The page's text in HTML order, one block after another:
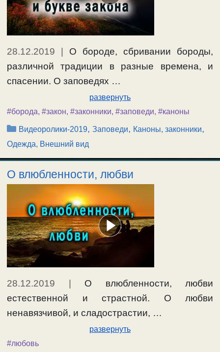
28.12.2019
О бороде, сбривании бороды,
различной традиции в разные времена, и
спасении. О заповедях …
развернуть
#борода, #закон, #законники, #заповеди, #каноны
Рубрики
Видеоролики-2019,Заповеди, Каноны, законники,
Одежда, Внешний вид
О влюбленности, любви
28.12.2019
О влюбленности, любви
естественной и страстной. О любви
ненавязчивой, и сладострастии, …
развернуть
#любовь